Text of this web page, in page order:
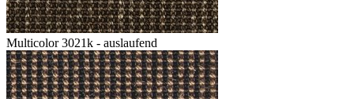
Multicolor 3021k - auslaufend